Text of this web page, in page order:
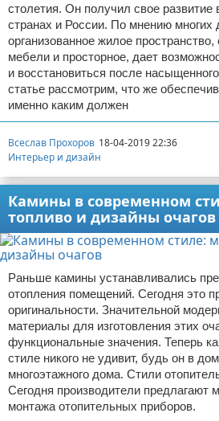
столетия. Он получил свое
странах и России. По мнению многих
организованное жилое
мебели и просторное, дает
и восстановиться после
статье рассмотрим, что же
именно каким должен
Всеслав Прохоров 18-04-2019 22:36
Интерьер и дизайн
Камины в современном
топливо и дизайны очагов
Раньше камины устанавливались
отопления помещений. Сегодня это
оригинальности. Значительной
материалы для изготовления этих
функциональные значения. Теперь
стиле никого не удивит, будь он в
многоэтажного дома. Стили
Сегодня производители предлагают
монтажа отопительных приборов.